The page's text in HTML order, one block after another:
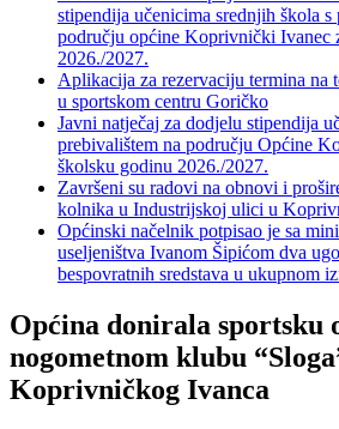
stipendija učenicima srednjih škola s
području općine Koprivnički Ivanec
2026./2027.
Aplikacija za rezervaciju termina na
u sportskom centru Goričko
Javni natječaj za dodjelu stipendija
prebivalištem na području Općine
školsku godinu 2026./2027.
Završeni su radovi na obnovi i
kolnika u Industrijskoj ulici u
Općinski načelnik potpisao je sa
useljeništva Ivanom Šipićom dva
bespovratnih sredstava u ukupnom
Općina donirala sportsku
nogometnom klubu
Koprivničkog Ivanca